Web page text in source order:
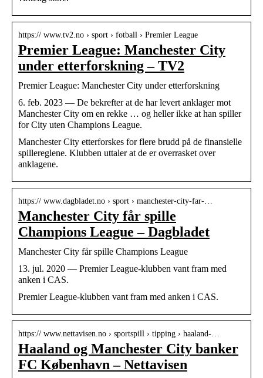
https:// www.tv2.no › sport › fotball › Premier League
Premier League: Manchester City
under etterforskning – TV2
Premier League: Manchester City under etterforskning
6. feb. 2023 — De bekrefter at de har levert anklager mot
Manchester City om en rekke … og heller ikke at han spiller
for City uten Champions League.
Manchester City etterforskes for flere brudd på de finansielle
spillereglene. Klubben uttaler at de er overrasket over
anklagene.
https:// www.dagbladet.no › sport › manchester-city-far-…
Manchester City får spille
Champions League – Dagbladet
Manchester City får spille Champions League
13. jul. 2020 — Premier League-klubben vant fram med
anken i CAS.
Premier League-klubben vant fram med anken i CAS.
https:// www.nettavisen.no › sportspill › tipping › haaland-…
Haaland og Manchester City banker
FC København – Nettavisen